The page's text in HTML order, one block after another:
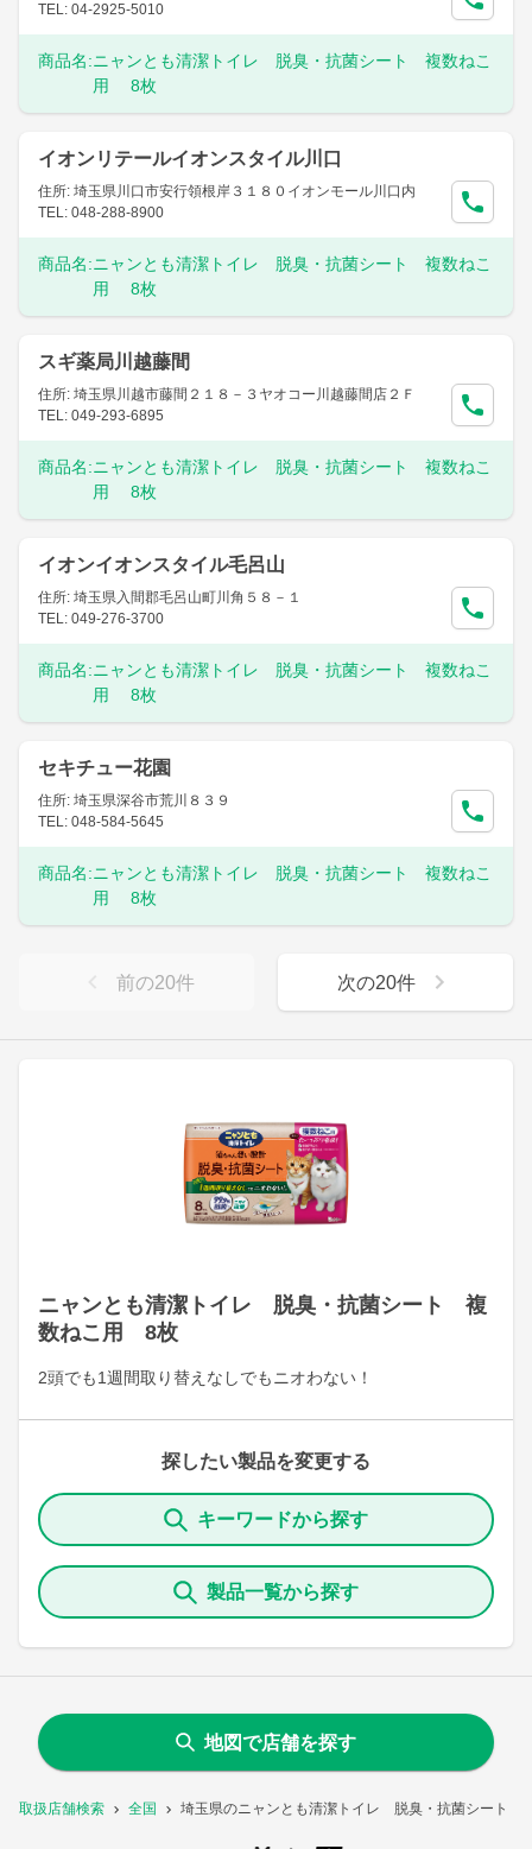
取扱店舗検索 全国 埼玉県のニャンとも清潔トイレ 脱臭・抗菌シート
ニャンとも清潔トイレ 脱臭・抗菌シート 複
数ねこ用 8枚
2頭でも1週間取り替えなしでもニオわない！
探したい製品を変更する
キーワードから探す
製品一覧から探す
TEL: 04-2925-5010
商品名:ニャンとも清潔トイレ 脱臭・抗菌シート 複数ねこ
用 8枚
イオンリテールイオンスタイル川口
住所: 埼玉県川口市安行領根岸３１８０イオンモール川口内
TEL: 048-288-8900
商品名:ニャンとも清潔トイレ 脱臭・抗菌シート 複数ねこ
用 8枚
スギ薬局川越藤間
住所: 埼玉県川越市藤間２１８－３ヤオコー川越藤間店２Ｆ
TEL: 049-293-6895
商品名:ニャンとも清潔トイレ 脱臭・抗菌シート 複数ねこ
用 8枚
イオンイオンスタイル毛呂山
住所: 埼玉県入間郡毛呂山町川角５８－１
TEL: 049-276-3700
商品名:ニャンとも清潔トイレ 脱臭・抗菌シート 複数ねこ
用 8枚
セキチュー花園
住所: 埼玉県深谷市荒川８３９
TEL: 048-584-5645
商品名:ニャンとも清潔トイレ 脱臭・抗菌シート 複数ねこ
用 8枚
前の20件 次の20件
地図で店舗を探す